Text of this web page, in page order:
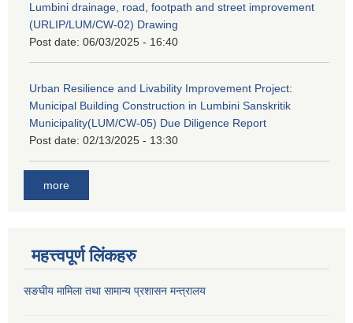
Lumbini drainage, road, footpath and street improvement
(URLIP/LUM/CW-02) Drawing
Post date: 06/03/2025 - 16:40
Urban Resilience and Livability Improvement Project:
Municipal Building Construction in Lumbini Sanskritik
Municipality(LUM/CW-05) Due Diligence Report
Post date: 02/13/2025 - 13:30
more
महत्त्वपूर्ण लिंकहरु
सङघीय मामिला तथा सामान्य प्रशासन मन्‍त्रालय